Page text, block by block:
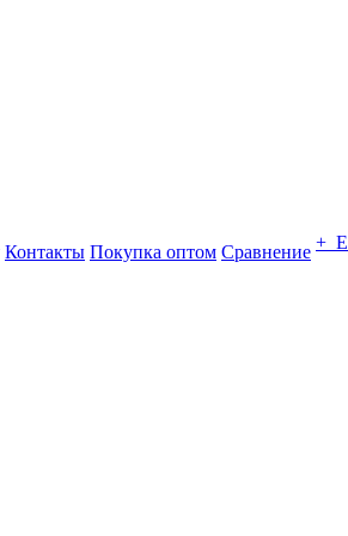
Контакты Покупка оптом Сравнение +